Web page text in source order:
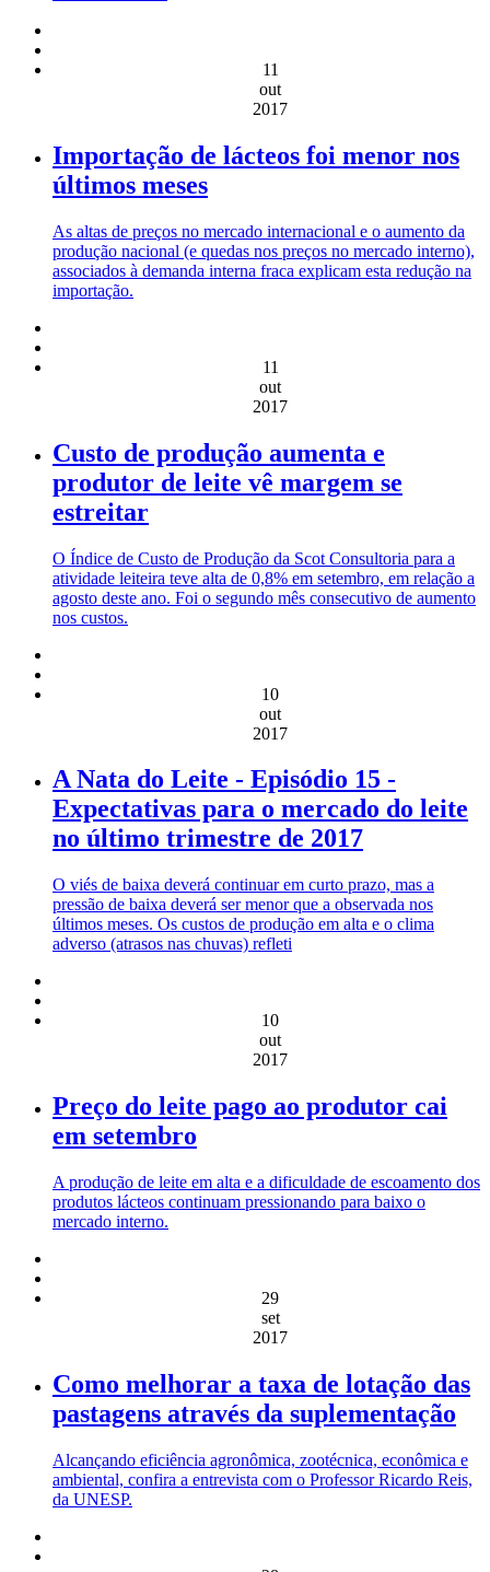
11
out
2017
Importação de lácteos foi menor nos
últimos meses
As altas de preços no mercado internacional e o aumento da
produção nacional (e quedas nos preços no mercado interno),
associados à demanda interna fraca explicam esta redução na
importação.
11
out
2017
Custo de produção aumenta e
produtor de leite vê margem se
estreitar
O Índice de Custo de Produção da Scot Consultoria para a
atividade leiteira teve alta de 0,8% em setembro, em relação a
agosto deste ano. Foi o segundo mês consecutivo de aumento
nos custos.
10
out
2017
A Nata do Leite - Episódio 15 -
Expectativas para o mercado do leite
no último trimestre de 2017
O viés de baixa deverá continuar em curto prazo, mas a
pressão de baixa deverá ser menor que a observada nos
últimos meses. Os custos de produção em alta e o clima
adverso (atrasos nas chuvas) refleti
10
out
2017
Preço do leite pago ao produtor cai
em setembro
A produção de leite em alta e a dificuldade de escoamento dos
produtos lácteos continuam pressionando para baixo o
mercado interno.
29
set
2017
Como melhorar a taxa de lotação das
pastagens através da suplementação
Alcançando eficiência agronômica, zootécnica, econômica e
ambiental, confira a entrevista com o Professor Ricardo Reis,
da UNESP.